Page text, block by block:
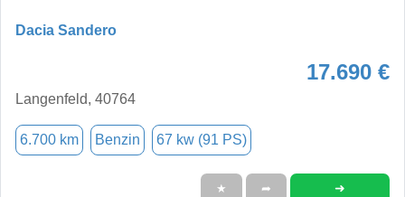
Dacia Sandero
17.690 €
Langenfeld, 40764
6.700 km Benzin 67 kw (91 PS)
★ ➦ ➜